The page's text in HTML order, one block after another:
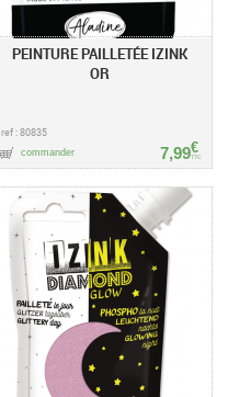
PEINTURE PAILLETÉE IZINK
OR
ref : 80835
7,99€
TTC
commander